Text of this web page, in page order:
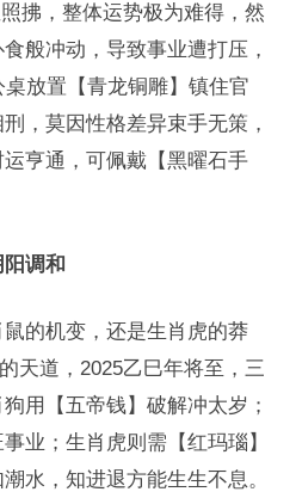
拂，整体运势极为难得，然
般冲动，导致事业遭打压，
放置【青龙铜雕】镇住官
，莫因性格差异束手无策，
亨通，可佩戴【黑曜石手
调和
的机变，还是生肖虎的莽
天道，2025乙巳年将至，三
用【五帝钱】破解冲太岁；
业；生肖虎则需【红玛瑙】
水，知进退方能生生不息。